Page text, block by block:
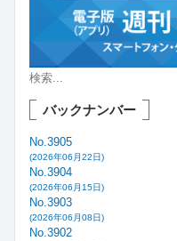
バックナンバー
No.3905
(2026年06月22日)
No.3904
(2026年06月15日)
No.3903
(2026年06月08日)
No.3902